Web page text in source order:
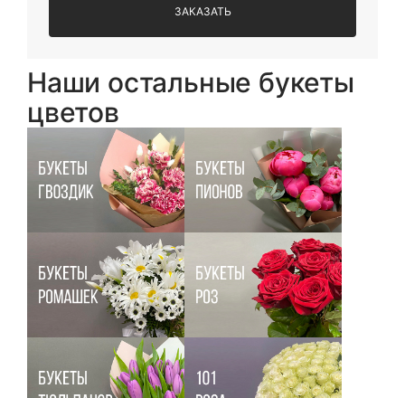
ЗАКАЗАТЬ
Наши остальные букеты
цветов